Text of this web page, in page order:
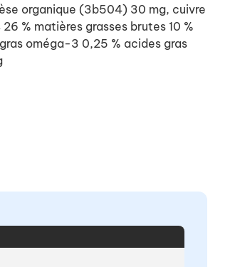
organique (3b504) 30 mg, cuivre
% matières grasses brutes 10 %
oméga-3 0,25 % acides gras